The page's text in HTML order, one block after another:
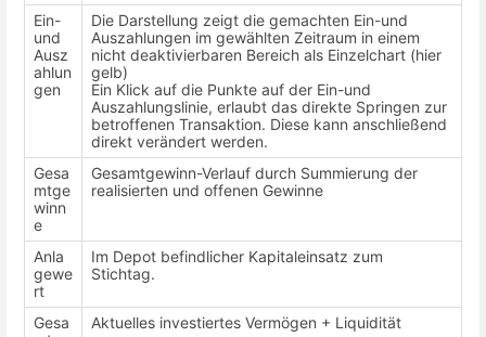
Ein-
und
Ausz
ahlun
gen
Die Darstellung zeigt die gemachten Ein-und
Auszahlungen im gewählten Zeitraum in einem
nicht deaktivierbaren Bereich als Einzelchart (hier
gelb)
Ein Klick auf die Punkte auf der Ein-und
Auszahlungslinie, erlaubt das direkte Springen zur
betroffenen Transaktion. Diese kann anschließend
direkt verändert werden.
Gesa
mtge
winn
e
Gesamtgewinn-Verlauf durch Summierung der
realisierten und offenen Gewinne
Anla
gewe
rt
Im Depot befindlicher Kapitaleinsatz zum
Stichtag.
Gesa
Aktuelles investiertes Vermögen + Liquidität